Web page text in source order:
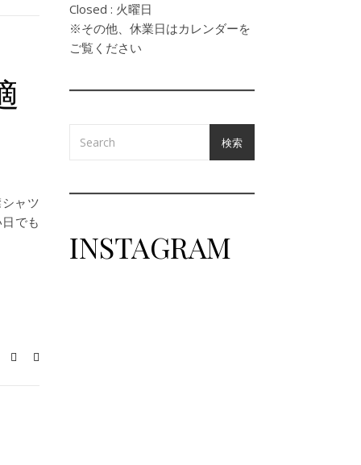
ャツ
でも
Closed : 火曜日
※その他、休業日はカレンダーを
ご覧ください
検索
INSTAGRAM